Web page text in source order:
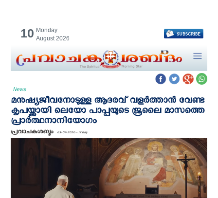
10 Monday
August 2026
News
മനുഷ്യജീവനോടുള്ള ആദരവ് വളർത്താൻ വേണ്ട
കൃപയ്ക്കായി ലെയോ പാപ്പയുടെ ജൂലൈ മാസത്തെ
പ്രാര്‍ത്ഥനാനിയോഗം
പ്രവാചകശബ്ദം 03-07-2026 - Friday